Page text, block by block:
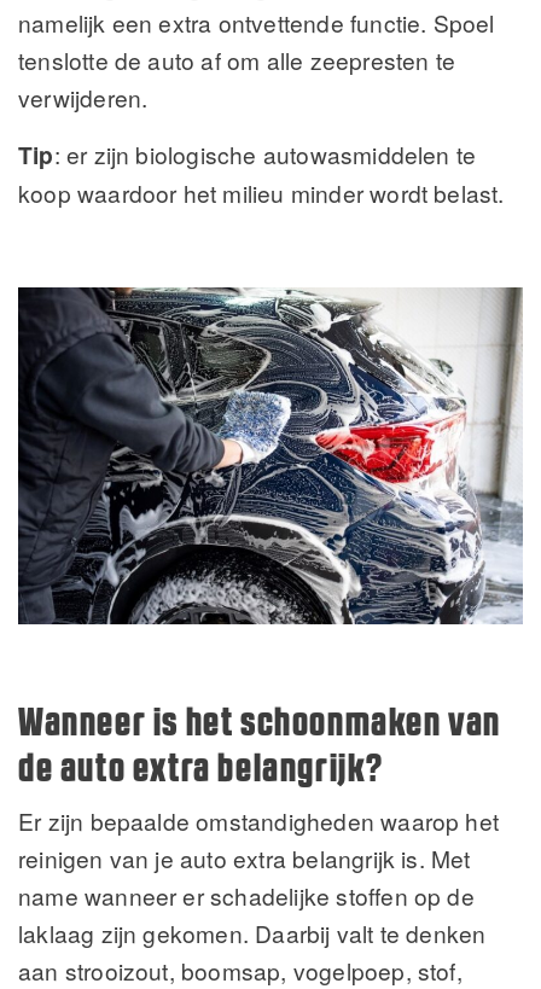
namelijk een extra ontvettende functie. Spoel
tenslotte de auto af om alle zeepresten te
verwijderen.
Tip: er zijn biologische autowasmiddelen te
koop waardoor het milieu minder wordt belast.
Wanneer is het schoonmaken van
de auto extra belangrijk?
Er zijn bepaalde omstandigheden waarop het
reinigen van je auto extra belangrijk is. Met
name wanneer er schadelijke stoffen op de
laklaag zijn gekomen. Daarbij valt te denken
aan strooizout, boomsap, vogelpoep, stof,